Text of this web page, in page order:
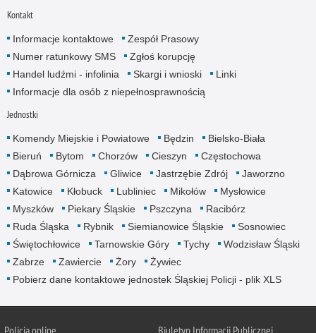
Kontakt
Informacje kontaktowe
Zespół Prasowy
Numer ratunkowy SMS
Zgłoś korupcję
Handel ludźmi - infolinia
Skargi i wnioski
Linki
Informacje dla osób z niepełnosprawnością
Jednostki
Komendy Miejskie i Powiatowe Będzin
Bielsko-Biała
Bieruń
Bytom Chorzów Cieszyn
Częstochowa
Dąbrowa Górnicza
Gliwice Jastrzębie Zdrój
Jaworzno
Katowice
Kłobuck Lubliniec Mikołów
Mysłowice
Myszków
Piekary Śląskie Pszczyna
Racibórz
Ruda Śląska
Rybnik Siemianowice Śląskie
Sosnowiec
Świętochłowice
Tarnowskie Góry Tychy
Wodzisław Śląski
Zabrze
Zawiercie Żory
Żywiec
Pobierz dane kontaktowe jednostek Śląskiej Policji - plik XLS